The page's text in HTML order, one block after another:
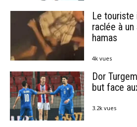
Le touriste
raclée à
hamas
4k vues
Dor
but face
3.2k vues